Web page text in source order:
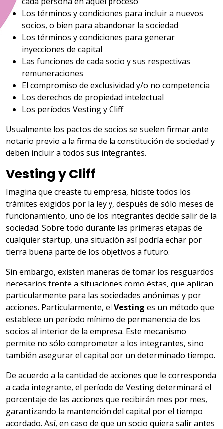
Los términos y condiciones para incluir a nuevos
socios, o bien para abandonar la sociedad
Los términos y condiciones para generar
inyecciones de capital
Las funciones de cada socio y sus respectivas
remuneraciones
El compromiso de exclusividad y/o no competencia
Los derechos de propiedad intelectual
Los períodos Vesting y Cliff
Usualmente los pactos de socios se suelen firmar ante
notario previo a la firma de la constitución de sociedad y
deben incluir a todos sus integrantes.
Vesting y Cliff
Imagina que creaste tu empresa, hiciste todos los
trámites exigidos por la ley y, después de sólo meses de
funcionamiento, uno de los integrantes decide salir de la
sociedad. Sobre todo durante las primeras etapas de
cualquier startup, una situación así podría echar por
tierra buena parte de los objetivos a futuro.
Sin embargo, existen maneras de tomar los resguardos
necesarios frente a situaciones como éstas, que aplican
particularmente para las sociedades anónimas y por
acciones. Particularmente, el Vesting es un método que
establece un período mínimo de permanencia de los
socios al interior de la empresa. Este mecanismo
permite no sólo comprometer a los integrantes, sino
también asegurar el capital por un determinado tiempo.
De acuerdo a la cantidad de acciones que le corresponda
a cada integrante, el período de Vesting determinará el
porcentaje de las acciones que recibirán mes por mes,
garantizando la mantención del capital por el tiempo
acordado. Así, en caso de que un socio quiera salir antes